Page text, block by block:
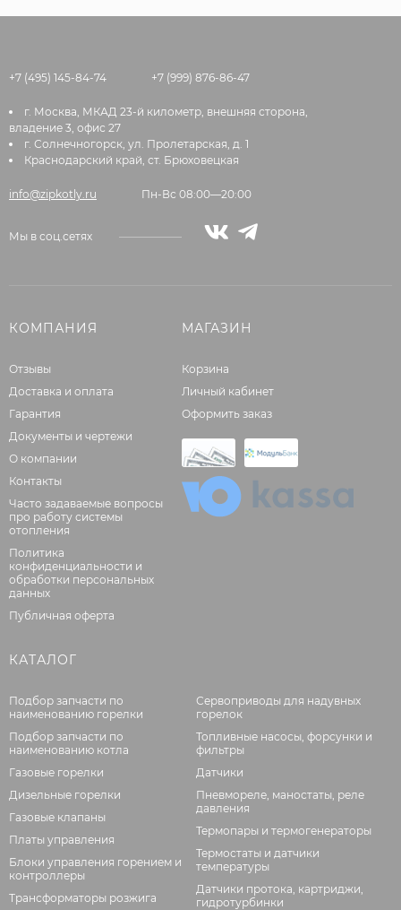
+7 (495) 145-84-74 +7 (999) 876-86-47
г. Москва, МКАД 23-й километр, внешняя сторона,
владение 3, офис 27
г. Солнечногорск, ул. Пролетарская, д. 1
Краснодарский край, ст. Брюховецкая
info@zipkotly.ru Пн-Вс 08:00—20:00
Мы в соц.сетях
КОМПАНИЯ
Отзывы
Доставка и оплата
Гарантия
Документы и чертежи
О компании
Контакты
Часто задаваемые вопросы
про работу системы
отопления
Политика
конфиденциальности и
обработки персональных
данных
Публичная оферта
МАГАЗИН
Корзина
Личный кабинет
Оформить заказ
КАТАЛОГ
Подбор запчасти по
наименованию горелки
Подбор запчасти по
наименованию котла
Газовые горелки
Дизельные горелки
Газовые клапаны
Платы управления
Блоки управления горением и
контроллеры
Трансформаторы розжига
Сервоприводы для надувных
горелок
Топливные насосы, форсунки и
фильтры
Датчики
Пневмореле, маностаты, реле
давления
Термопары и термогенераторы
Термостаты и датчики
температуры
Датчики протока, картриджи,
гидротурбинки